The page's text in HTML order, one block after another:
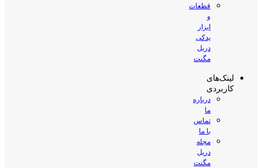
قطعات
و
ابزار
یدکی
دریل
مگنت
لینک‌های
کاربردی
درباره
ما
تماس
با ما
مجله
دریل
مگنت